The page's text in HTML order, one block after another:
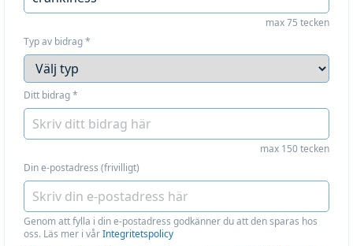
max 75 tecken
Typ av bidrag*
Ditt bidrag*
max 150 tecken
Din e-postadress (frivilligt)
Genom att fylla i din e-postadress godkänner du att den sparas hos
oss. Läs mer i vårIntegritetspolicy